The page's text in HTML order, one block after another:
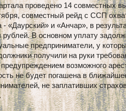
проведено 14 совместных
совместный рейд с ССП
«Даурский» и «Анчар», в
В основном уплату
предприниматели, у
получили на руки
возможного
не будет погашена в
не заплативших